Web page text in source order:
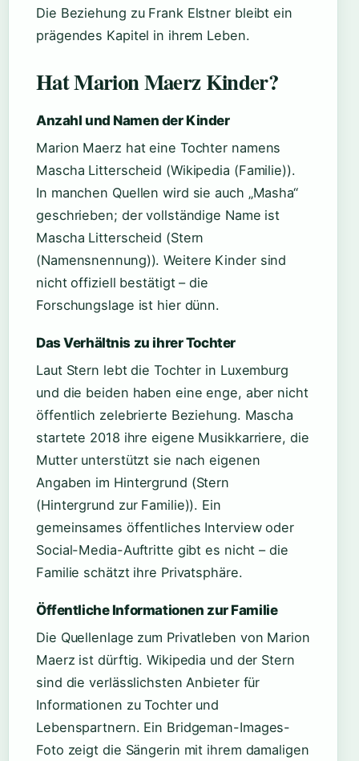
Die Beziehung zu Frank Elstner bleibt ein
prägendes Kapitel in ihrem Leben.
Hat Marion Maerz Kinder?
Anzahl und Namen der Kinder
Marion Maerz hat eine Tochter namens
Mascha Litterscheid (Wikipedia (Familie)).
In manchen Quellen wird sie auch „Masha“
geschrieben; der vollständige Name ist
Mascha Litterscheid (Stern
(Namensnennung)). Weitere Kinder sind
nicht offiziell bestätigt – die
Forschungslage ist hier dünn.
Das Verhältnis zu ihrer Tochter
Laut Stern lebt die Tochter in Luxemburg
und die beiden haben eine enge, aber nicht
öffentlich zelebrierte Beziehung. Mascha
startete 2018 ihre eigene Musikkarriere, die
Mutter unterstützt sie nach eigenen
Angaben im Hintergrund (Stern
(Hintergrund zur Familie)). Ein
gemeinsames öffentliches Interview oder
Social-Media-Auftritte gibt es nicht – die
Familie schätzt ihre Privatsphäre.
Öffentliche Informationen zur Familie
Die Quellenlage zum Privatleben von Marion
Maerz ist dürftig. Wikipedia und der Stern
sind die verlässlichsten Anbieter für
Informationen zu Tochter und
Lebenspartnern. Ein Bridgeman-Images-
Foto zeigt die Sängerin mit ihrem damaligen